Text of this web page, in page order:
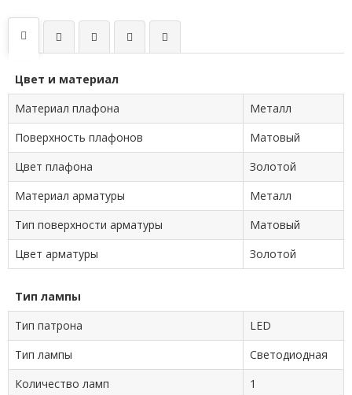
Цвет и материал
Материал плафона
Металл
Поверхность плафонов
Матовый
Цвет плафона
Золотой
Материал арматуры
Металл
Тип поверхности арматуры
Матовый
Цвет арматуры
Золотой
Тип лампы
Тип патрона
LED
Тип лампы
Cветодиодная
Количество ламп
1